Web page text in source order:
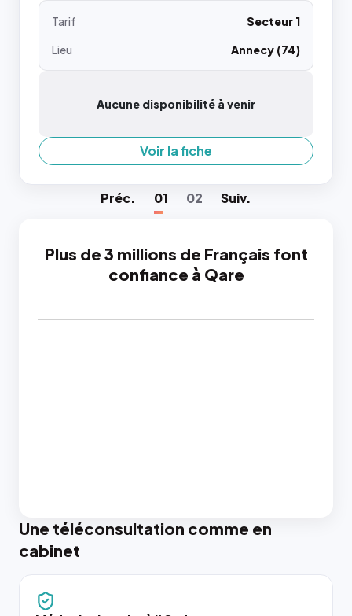
Tarif
Secteur 1
Lieu
Annecy (74)
Aucune disponibilité à venir
Voir la fiche
Préc. 01 02 Suiv.
Plus de 3 millions de Français font
confiance à Qare
Une téléconsultation comme en
cabinet